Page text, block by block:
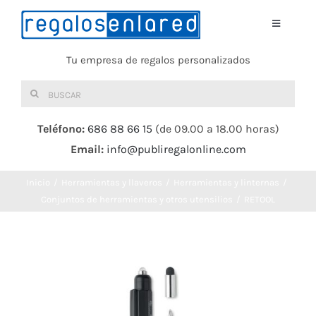
Saltar
Toggle
Tu empresa de regalos personalizados
Buscar:
Teléfono: 686 88 66 15 (de 09.00 a 18.00 horas)
Email: info@publiregalonline.com